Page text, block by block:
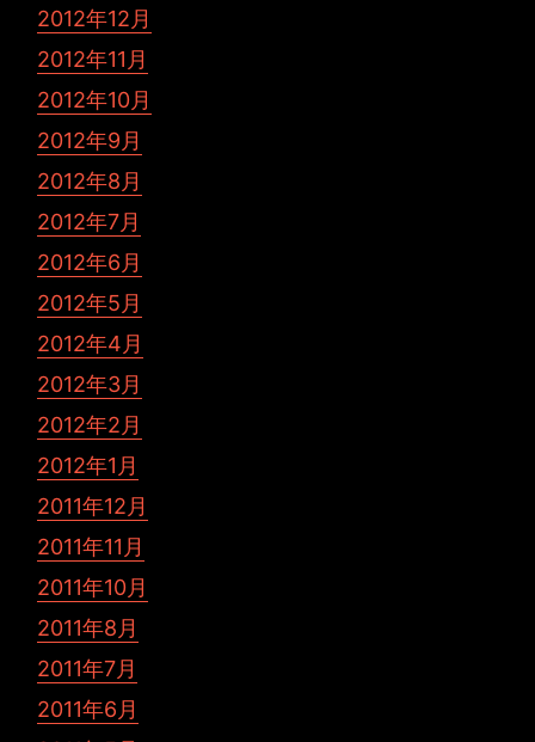
2012年12月
2012年11月
2012年10月
2012年9月
2012年8月
2012年7月
2012年6月
2012年5月
2012年4月
2012年3月
2012年2月
2012年1月
2011年12月
2011年11月
2011年10月
2011年8月
2011年7月
2011年6月